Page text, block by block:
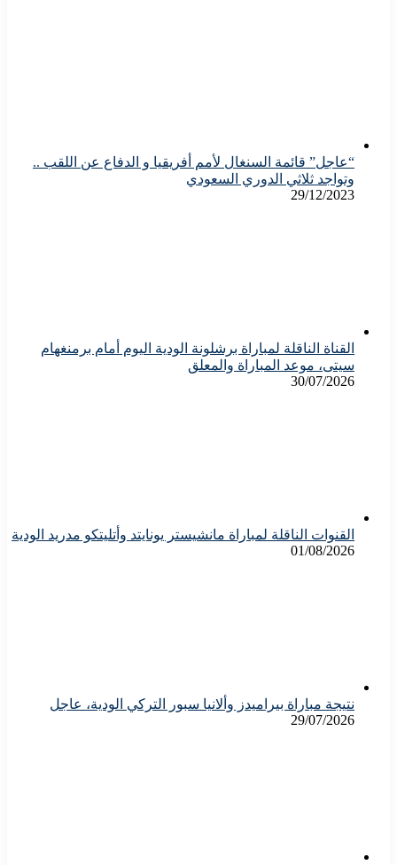
“عاجل” قائمة السنغال لأمم أفريقيا و الدفاع عن اللقب ..
وتواجد ثلاثي الدوري السعودي
29/12/2023
القناة الناقلة لمباراة برشلونة الودية اليوم أمام برمنغهام
سيتى، موعد المباراة والمعلق
30/07/2026
القنوات الناقلة لمباراة مانشيستر يونايتد وأتليتكو مدريد الودية
01/08/2026
نتيجة مباراة بيراميدز وألانيا سبور التركي الودية، عاجل
29/07/2026